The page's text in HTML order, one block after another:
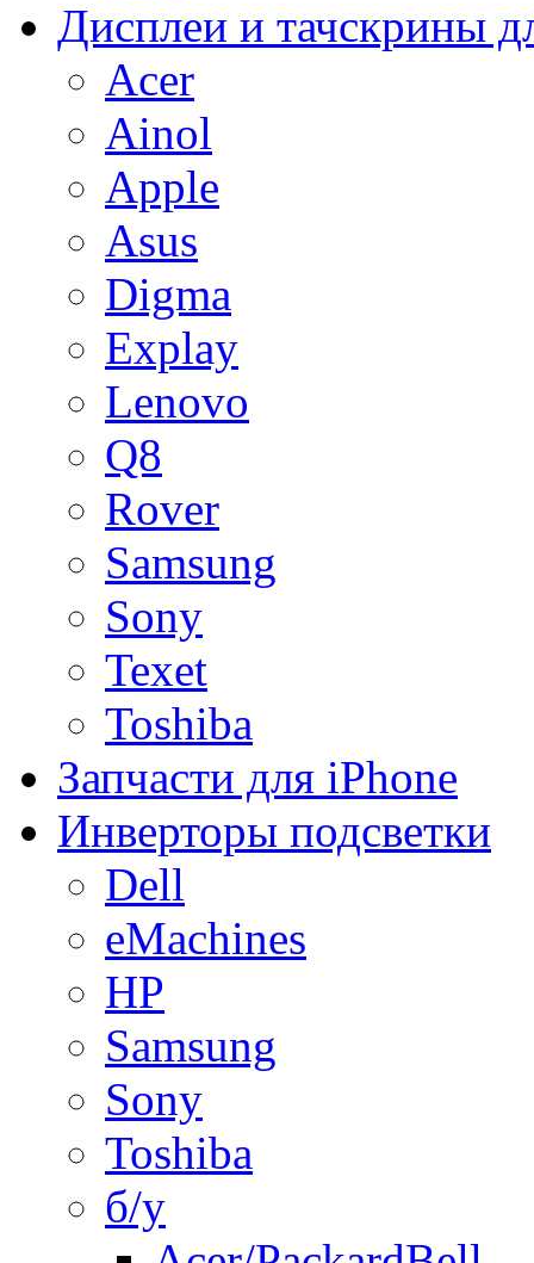
Дисплеи и тачскрины
Acer
Ainol
Apple
Asus
Digma
Explay
Lenovo
Q8
Rover
Samsung
Sony
Texet
Toshiba
Запчасти для iPhone
Инверторы подсветки
Dell
eMachines
HP
Samsung
Sony
Toshiba
б/у